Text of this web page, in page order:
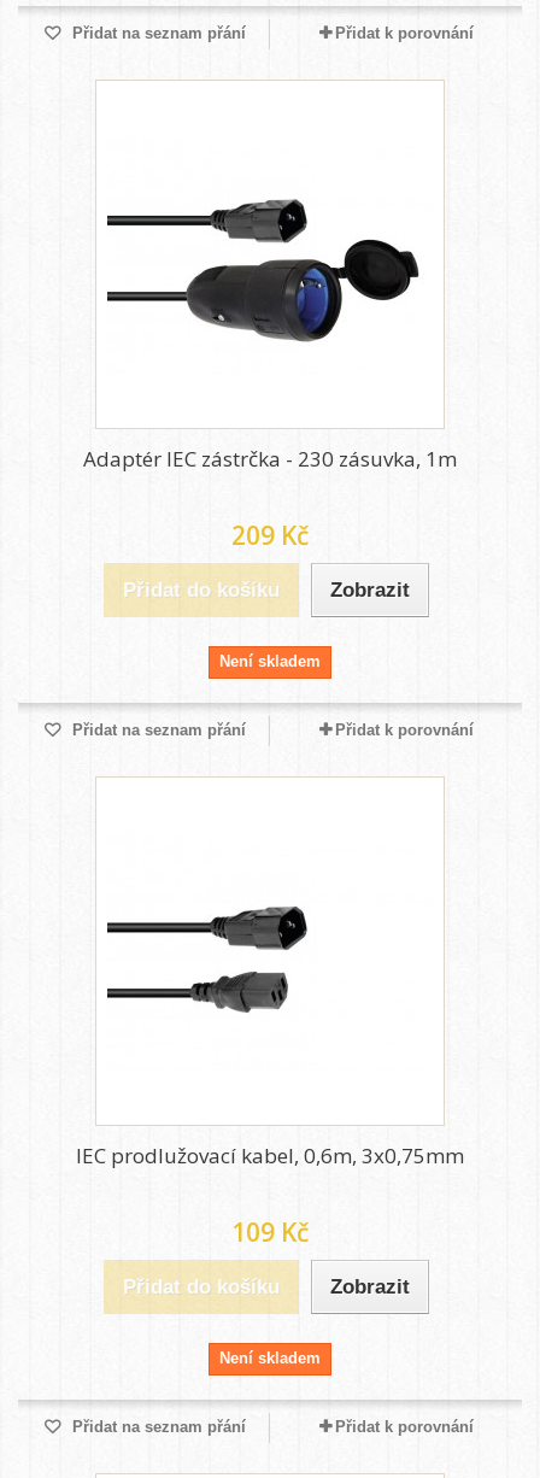
Přidat na seznam přání Přidat k porovnání
Adaptér IEC zástrčka - 230 zásuvka, 1m
209 Kč
Přidat do košíku Zobrazit
Není skladem
Přidat na seznam přání Přidat k porovnání
IEC prodlužovací kabel, 0,6m, 3x0,75mm
109 Kč
Přidat do košíku Zobrazit
Není skladem
Přidat na seznam přání Přidat k porovnání